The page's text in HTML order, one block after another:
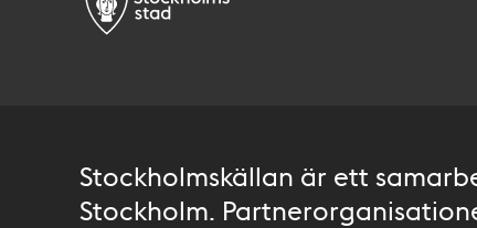
Stockholmskällan är ett
Stockholm.